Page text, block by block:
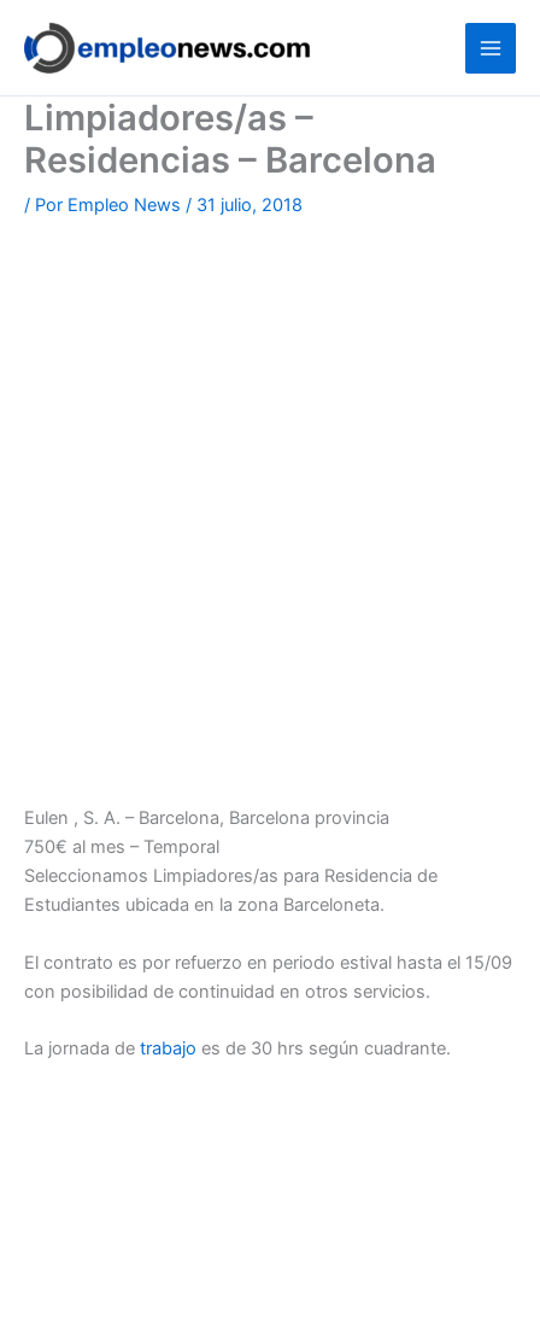
contenido
Limpiadores/as –
Residencias – Barcelona
/ Por Empleo News / 31 julio, 2018
Eulen , S. A. – Barcelona, Barcelona provincia
750€ al mes – Temporal
Seleccionamos Limpiadores/as para Residencia de
Estudiantes ubicada en la zona Barceloneta.
El contrato es por refuerzo en periodo estival hasta el 15/09
con posibilidad de continuidad en otros servicios.
La jornada de trabajo es de 30 hrs según cuadrante.